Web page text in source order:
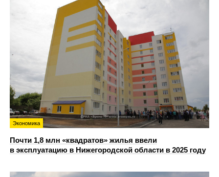
Экономика
Почти 1,8 млн «квадратов» жилья ввели
в эксплуатацию в Нижегородской области в 2025 году